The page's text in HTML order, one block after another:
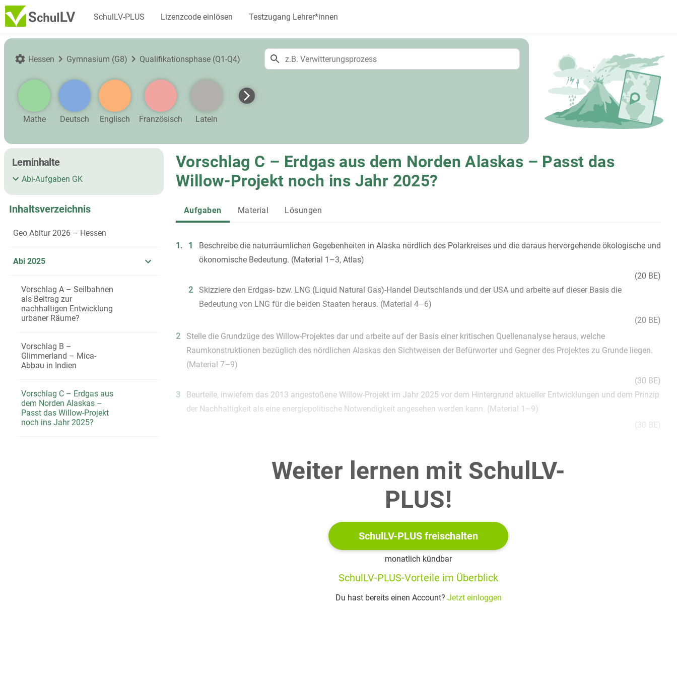
SchulLV-PLUS Lizenzcode einlösen Testzugang Lehrer*innen
Hessen Gymnasium (G8) Qualifikationsphase (Q1-Q4)
Mathe Deutsch Englisch Französisch Latein
Lerninhalte
Abi-Aufgaben GK
Inhaltsverzeichnis
Geo Abitur 2026 – Hessen
Abi 2025
Vorschlag A – Seilbahnen
als Beitrag zur
nachhaltigen Entwicklung
urbaner Räume?
Vorschlag B –
Glimmerland – Mica-
Abbau in Indien
Vorschlag C – Erdgas aus
dem Norden Alaskas –
Passt das Willow-Projekt
noch ins Jahr 2025?
Vorschlag C – Erdgas aus dem Norden Alaskas – Passt das
Willow-Projekt noch ins Jahr 2025?
Aufgaben Material Lösungen
1. 1
Beschreibe die naturräumlichen Gegebenheiten in Alaska nördlich des Polarkreises und die daraus hervorgehende ökologische und
ökonomische Bedeutung. (Material 1–3, Atlas)
(20 BE)
2
Skizziere den Erdgas- bzw. LNG (Liquid Natural Gas)-Handel Deutschlands und der USA und arbeite auf dieser Basis die
Bedeutung von LNG für die beiden Staaten heraus. (Material 4–6)
(20 BE)
2
Stelle die Grundzüge des Willow-Projektes dar und arbeite auf der Basis einer kritischen Quellenanalyse heraus, welche
Raumkonstruktionen bezüglich des nördlichen Alaskas den Sichtweisen der Befürworter und Gegner des Projektes zu Grunde liegen.
(Material 7–9)
(30 BE)
3
Beurteile, inwiefern das 2013 angestoßene Willow-Projekt im Jahr 2025 vor dem Hintergrund aktueller Entwicklungen und dem Prinzip
der Nachhaltigkeit als eine energiepolitische Notwendigkeit angesehen werden kann. (Material 1–9)
(30 BE)
Weiter lernen mit SchulLV-
PLUS!
SchulLV-PLUS freischalten
monatlich kündbar
SchulLV-PLUS-Vorteile im Überblick
Du hast bereits einen Account? Jetzt einloggen